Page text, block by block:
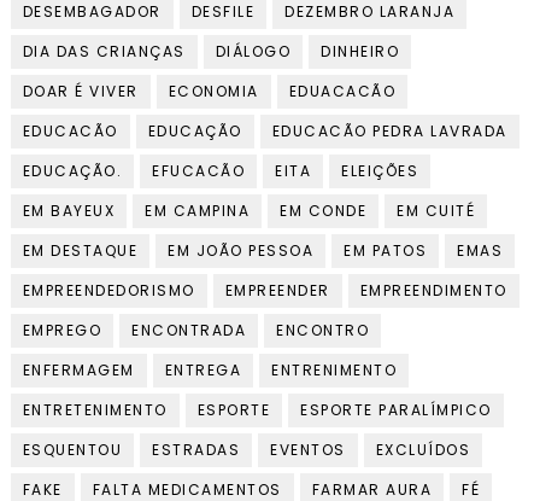
DESEMBAGADOR
DESFILE
DEZEMBRO LARANJA
DIA DAS CRIANÇAS
DIÁLOGO
DINHEIRO
DOAR É VIVER
ECONOMIA
EDUACACÃO
EDUCACÃO
EDUCAÇÃO
EDUCACÃO PEDRA LAVRADA
EDUCAÇÃO.
EFUCACÃO EITA
ELEIÇÕES
EM BAYEUX
EM CAMPINA EM CONDE
EM CUITÉ
EM DESTAQUE
EM JOÃO PESSOA EM PATOS
EMAS
EMPREENDEDORISMO
EMPREENDER
EMPREENDIMENTO
EMPREGO
ENCONTRADA
ENCONTRO
ENFERMAGEM
ENTREGA
ENTRENIMENTO
ENTRETENIMENTO
ESPORTE
ESPORTE PARALÍMPICO
ESQUENTOU
ESTRADAS EVENTOS
EXCLUÍDOS
FAKE
FALTA MEDICAMENTOS FARMAR AURA
FÉ